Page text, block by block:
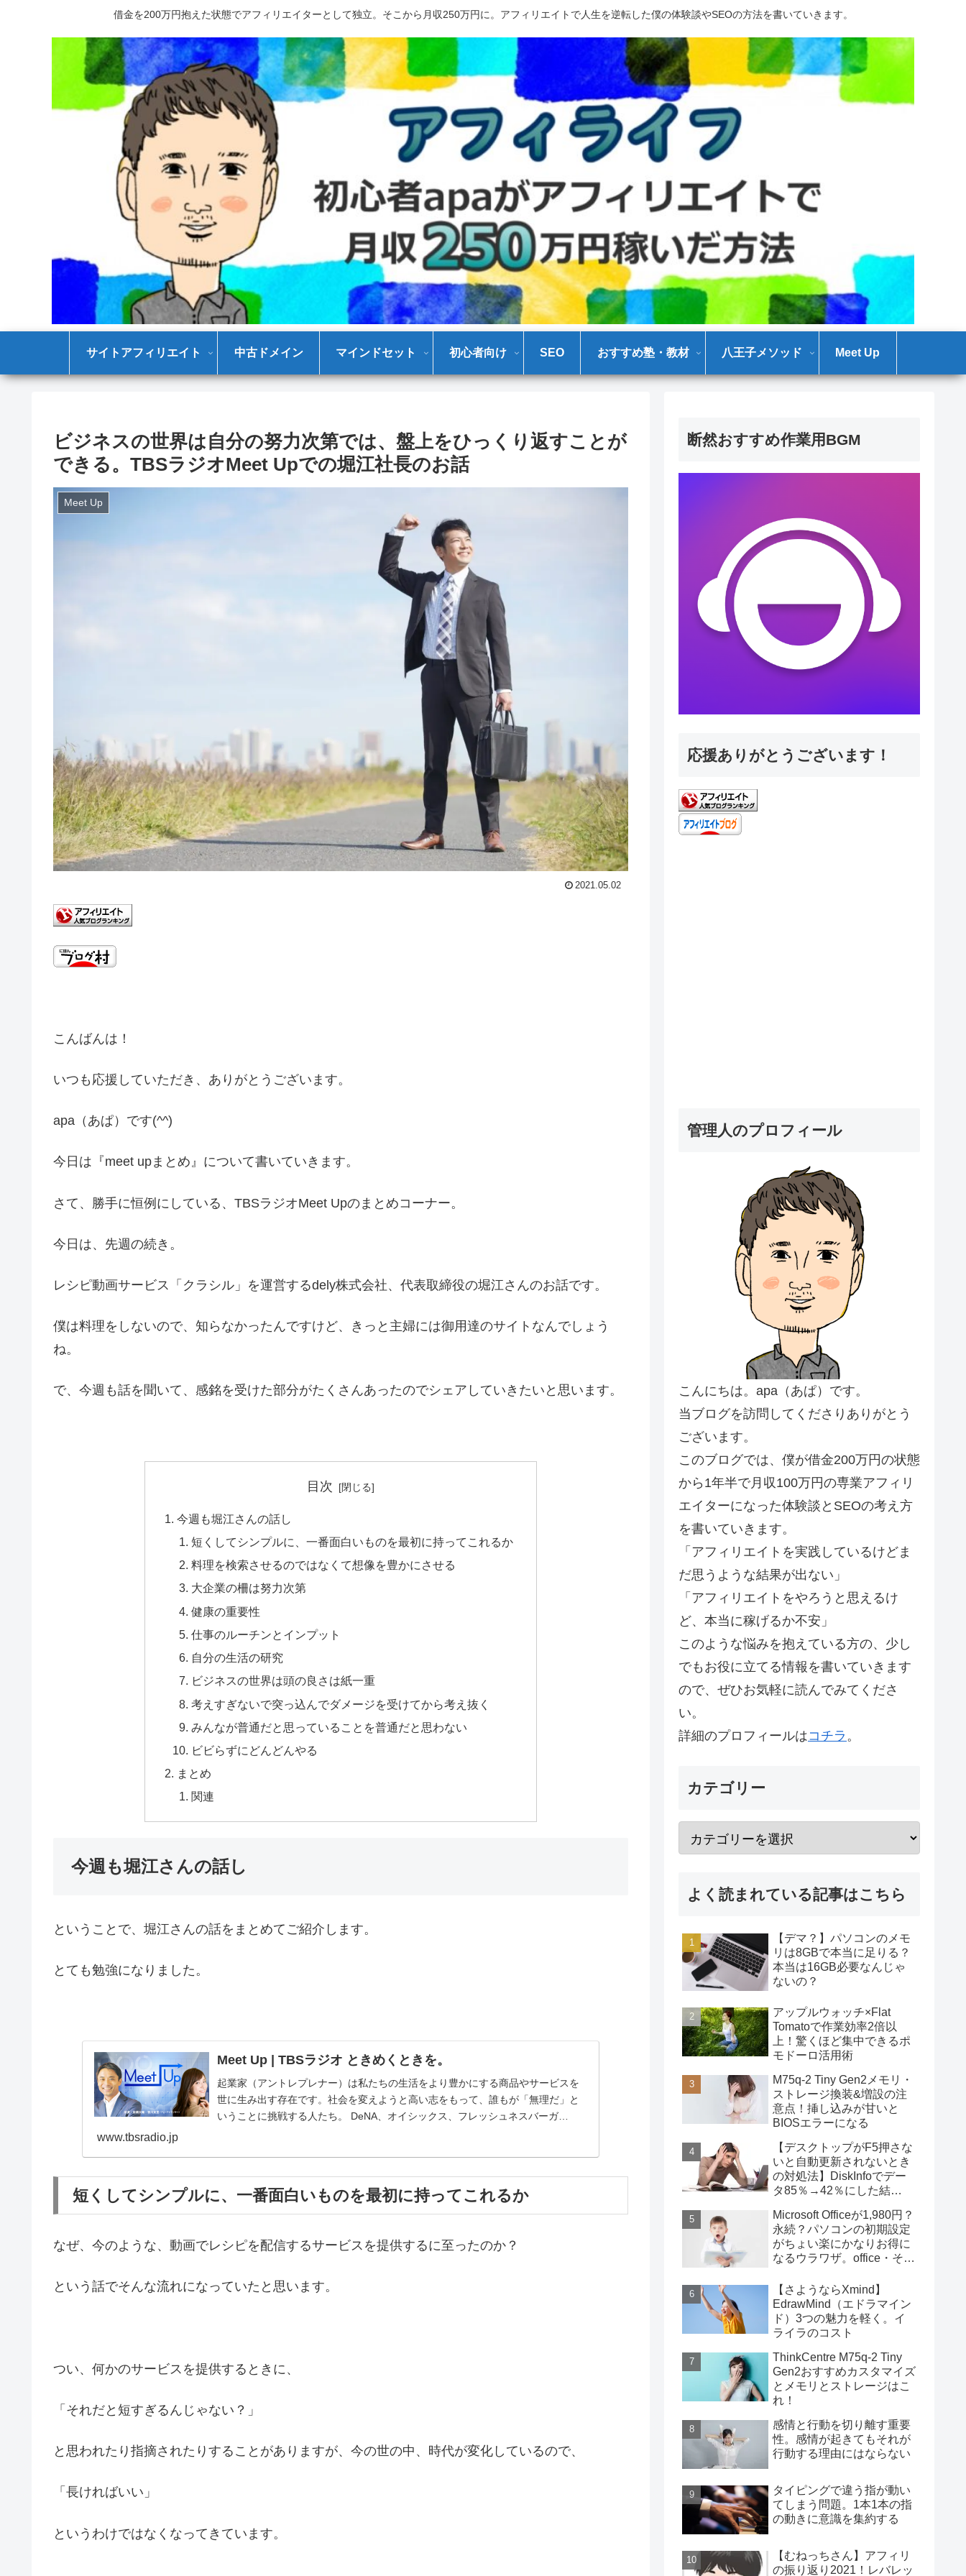
借金を200万円抱えた状態でアフィリエイターとして独立。そこから月収250万円に。アフィリエイトで人生を逆転した僕の体験談やSEOの方法を書いていきます。
サイトアフィリエイト 中古ドメイン マインドセット 初心者向け SEO おすすめ塾・教材 八王子メソッド Meet Up
ビジネスの世界は自分の努力次第では、盤上をひっくり返すことが
できる。TBSラジオMeet Upでの堀江社長のお話
Meet Up
2021.05.02
こんばんは！
いつも応援していただき、ありがとうございます。
apa（あぱ）です(^^)
今日は『meet upまとめ』について書いていきます。
さて、勝手に恒例にしている、TBSラジオMeet Upのまとめコーナー。
今日は、先週の続き。
レシピ動画サービス「クラシル」を運営するdely株式会社、代表取締役の堀江さんのお話です。
僕は料理をしないので、知らなかったんですけど、きっと主婦には御用達のサイトなんでしょう
ね。
で、今週も話を聞いて、感銘を受けた部分がたくさんあったのでシェアしていきたいと思います。
目次
今週も堀江さんの話し
短くしてシンプルに、一番面白いものを最初に持ってこれるか
料理を検索させるのではなくて想像を豊かにさせる
大企業の柵は努力次第
健康の重要性
仕事のルーチンとインプット
自分の生活の研究
ビジネスの世界は頭の良さは紙一重
考えすぎないで突っ込んでダメージを受けてから考え抜く
みんなが普通だと思っていることを普通だと思わない
ビビらずにどんどんやる
まとめ
関連
今週も堀江さんの話し
ということで、堀江さんの話をまとめてご紹介します。
とても勉強になりました。
Meet Up | TBSラジオ ときめくときを。
起業家（アントレプレナー）は私たちの生活をより豊かにする商品やサービスを
世に生み出す存在です。社会を変えようと高い志をもって、誰もが「無理だ」と
いうことに挑戦する人たち。 DeNA、オイシックス、フレッシュネスバーガ
www.tbsradio.jp
短くしてシンプルに、一番面白いものを最初に持ってこれるか
なぜ、今のような、動画でレシピを配信するサービスを提供するに至ったのか？
という話でそんな流れになっていたと思います。
つい、何かのサービスを提供するときに、
「それだと短すぎるんじゃない？」
と思われたり指摘されたりすることがありますが、今の世の中、時代が変化しているので、
「長ければいい」
というわけではなくなってきています。
断然おすすめ作業用BGM
応援ありがとうございます！
管理人のプロフィール
こんにちは。apa（あぱ）です。
当ブログを訪問してくださりありがとう
ございます。
このブログでは、僕が借金200万円の状態
から1年半で月収100万円の専業アフィリ
エイターになった体験談とSEOの考え方
を書いていきます。
「アフィリエイトを実践しているけどま
だ思うような結果が出ない」
「アフィリエイトをやろうと思えるけ
ど、本当に稼げるか不安」
このような悩みを抱えている方の、少し
でもお役に立てる情報を書いていきます
ので、ぜひお気軽に読んでみてくださ
い。
詳細のプロフィールはコチラ 。
カテゴリー
よく読まれている記事はこちら
【デマ？】パソコンのメモ
リは8GBで本当に足りる？
本当は16GB必要なんじゃ
ないの？
アップルウォッチ×Flat
Tomatoで作業効率2倍以
上！驚くほど集中できるポ
モドーロ活用術
M75q-2 Tiny Gen2メモリ・
ストレージ換装&増設の注
意点！挿し込みが甘いと
BIOSエラーになる
【デスクトップがF5押さな
いと自動更新されないとき
の対処法】DiskInfoでデー
タ85％→42％にした結
Microsoft Officeが1,980円？
永続？パソコンの初期設定
がちょい楽にかなりお得に
なるウラワザ。office・その
【さようならXmind】
EdrawMind（エドラマイン
ド）3つの魅力を軽く。イ
ライラのコスト
ThinkCentre M75q-2 Tiny
Gen2おすすめカスタマイズ
とメモリとストレージはこ
れ！
感情と行動を切り離す重要
性。感情が起きてもそれが
行動する理由にはならない
タイピングで違う指が動い
てしまう問題。1本1本の指
の動きに意識を集約する
【むねっちさん】アフィリ
の振り返り2021！レバレッ